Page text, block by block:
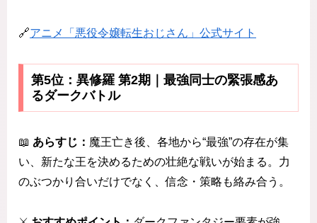
🔗アニメ「悪役令嬢転生おじさん」公式サイト
第5位：異修羅 第2期｜最強同士の緊張感あ
るダークバトル
📖 あらすじ： 魔王亡き後、各地から“最強”の存在が集
い、新たな王を決めるための壮絶な戦いが始まる。力
のぶつかり合いだけでなく、信念・策略も絡み合う。